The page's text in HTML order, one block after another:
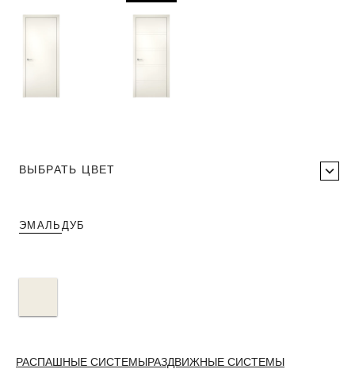
ВЫБРАТЬ ЦВЕТ
ЭМАЛЬ ДУБ
РАСПАШНЫЕ СИСТЕМЫРАЗДВИЖНЫЕ СИСТЕМЫ